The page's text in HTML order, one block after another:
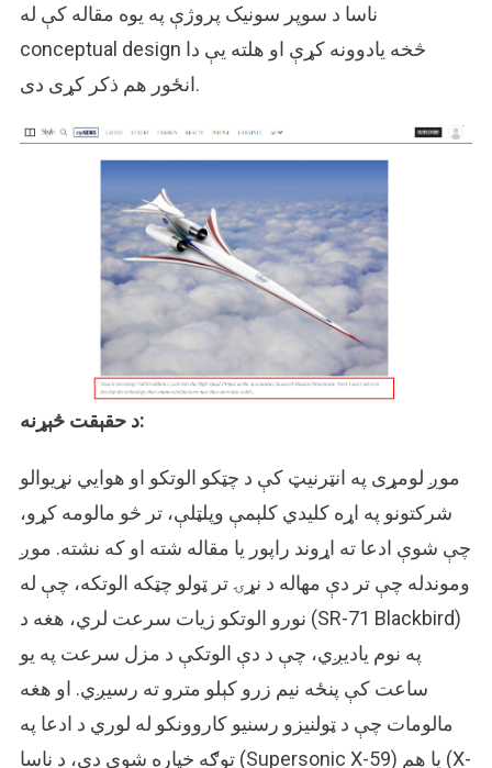
ناسا د سوپر سونیک پروژې په یوه مقاله کې له
conceptual design څخه یادوونه کړې او هلته یې دا
انځور هم ذکر کړی دی.
د حقېقت څېړنه:
موږ لومړی په انټرنیټ کې د چټکو الوتکو او هوایي نړیوالو
شرکتونو په اړه کلیدي کلېمې وپلټلې، تر څو مالومه کړو،
چې شوې ادعا ته اړوند راپور یا مقاله شته او که نشته. موږ
وموندله چې تر دې مهاله د نړۍ تر ټولو چټکه الوتکه، چې له
نورو الوتکو زیات سرعت لري، هغه د (SR-71 Blackbird)
په نوم یادیږي، چې د دې الوتکې د مزل سرعت په یو
ساعت کې پنځه نیم زرو کېلو مترو ته رسیږي. او هغه
مالومات چې د ټولنیزو رسنیو کاروونکو له لوري د ادعا په
توګه خپاره شوي دي، د ناسا (Supersonic X-59) یا هم (X-